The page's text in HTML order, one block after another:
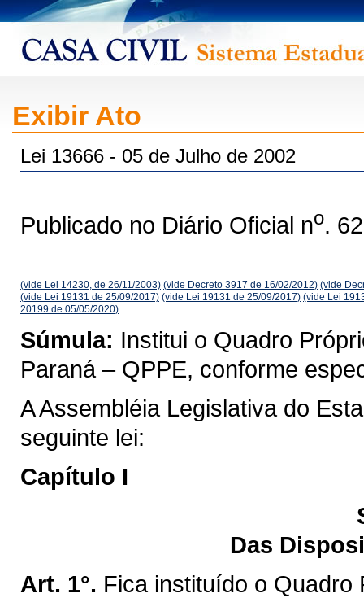
Exibir Ato
Lei 13666 - 05 de Julho de 2002
Publicado no Diário Oficial no.
(vide Lei 14230, de 26/11/2003) (vide Decreto 3917 de 16/02/2012) (vide
(vide Lei 19131 de 25/09/2017) (vide Lei 19131 de 25/09/2017) (vide Lei
20199 de 05/05/2020)
Súmula: Institui o Quadro
Paraná – QPPE, conforme
A Assembléia Legislativa do
seguinte lei:
Capítulo I
Das
Art. 1°. Fica instituído o Quadro